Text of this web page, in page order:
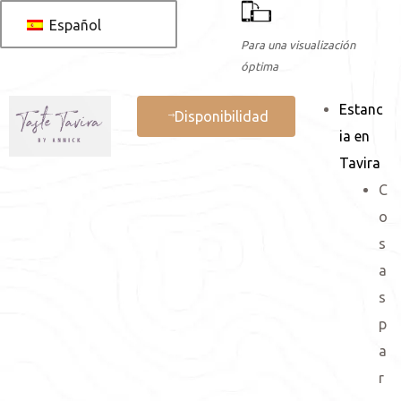
Español
Para una visualización
óptima
Disponibilidad
Estanc
ia en
Tavira
C
o
s
a
s
p
a
r